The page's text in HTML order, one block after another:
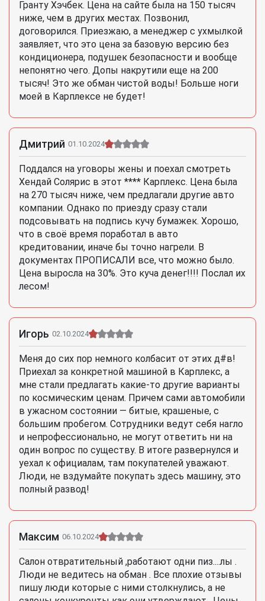
Гранту Хэчбек. Цена на сайте была на 150 тысяч
ниже, чем в других местах. Позвонил,
договорился. Приезжаю, а менеджер с ухмылкой
заявляет, что это цена за базовую версию без
кондиционера, подушек безопасности и вообще
непонятно чего. Допы накрутили еще на 200
тысяч! Это же обман чистой воды! Больше ноги
моей в Карплексе не будет!
Дмитрий 01.10.2024
Поддался на уговоры жены и поехал смотреть
Хендай Солярис в этот **** Карплекс. Цена была
на 270 тысяч ниже, чем предлагали другие авто
компании. Однако по приезду сразу стали
подсовывать на подпись кучу бумажек. Хорошо,
что в своё время поработал в авто
кредитовании, иначе бы точно нагрели. В
документах ПРОПИСАЛИ все, что можно было.
Цена выросла на 30%. Это куча денег!!!! Послал их
лесом!
Игорь 02.10.2024
Меня до сих пор немного колбасит от этих д#в!
Приехал за конкретной машиной в Карплекс, а
мне стали предлагать какие-то другие варианты
по космическим ценам. Причем сами автомобили
в ужасном состоянии — битые, крашеные, с
большим пробегом. Сотрудники ведут себя нагло
и непрофессионально, не могут ответить ни на
один вопрос по существу. В итоге развернулся и
уехал к официалам, там покупателей уважают.
Люди, не вздумайте покупать здесь машину, это
полный развод!
Максим 06.10.2024
Салон отвратительный ,работают одни пиз....лы .
Люди не ведитесь на обман . Все плохие отзывы
пишу люди которые с ними столкнулись, а не